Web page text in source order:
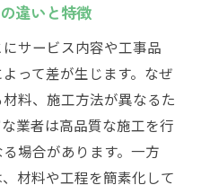
料金確認ポイント
るための基礎知識
修費用と価格相場解説
と業者選びの基礎
用が変動する理由
業者料金のポイント
違いと特徴
サービス内容や工事品
って差が生じます。なぜ
料、施工方法が異なるた
業者は高品質な施工を行
場合があります。一方
材料や工程を簡素化して